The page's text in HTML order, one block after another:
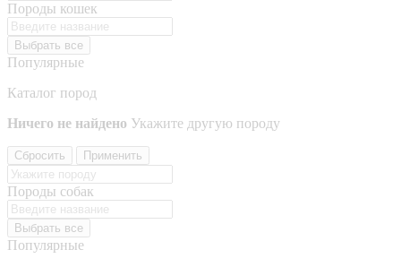
Породы кошек
Выбрать все
Популярные
Каталог пород
Ничего не найдено Укажите другую породу
Сбросить Применить
Породы собак
Выбрать все
Популярные